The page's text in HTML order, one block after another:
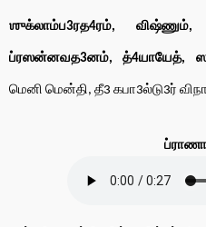
ஶுக்லாம்ப3ரத4ரம்,
ப்ரஸன்னவத3னம், த்4யாயேத்,
மெனி மென்தி, தீ3 கபா3ல்டு3ர்